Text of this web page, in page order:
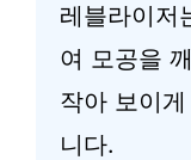
레블라이저
여 모공을
작아 보이
니다.